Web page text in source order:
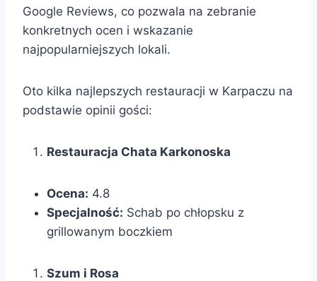
Google Reviews, co pozwala na zebranie
konkretnych ocen i wskazanie
najpopularniejszych lokali.
Oto kilka najlepszych restauracji w Karpaczu na
podstawie opinii gości:
Restauracja Chata Karkonoska
Ocena: 4.8
Specjalność: Schab po chłopsku z
grillowanym boczkiem
Szum i Rosa